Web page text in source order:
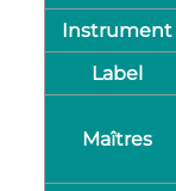
Instrument
Label
Maîtres